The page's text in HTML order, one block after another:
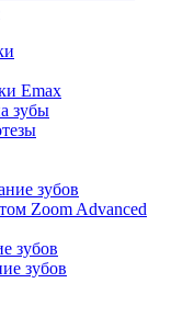
Emax
зубы
зубов
Zoom Advanced
зубов
зубов